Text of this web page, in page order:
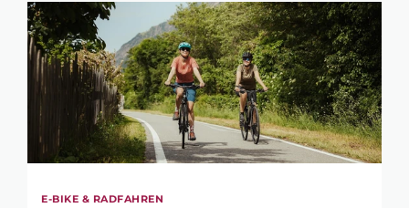
E-BIKE & RADFAHREN